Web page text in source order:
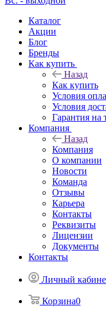
Каталог
Акции
Блог
Бренды
Как купить
Назад
Как купить
Условия
Условия
Гарантия на
Компания
Назад
Компания
О компании
Новости
Команда
Отзывы
Карьера
Контакты
Реквизиты
Лицензии
Документы
Контакты
Личный
Корзина0